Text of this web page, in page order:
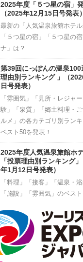
2025年度「５つ星の宿」
（2025年12月15日号発表）
最新の「人気温泉旅館ホテル
「５つ星の宿」「５つ星の
ナ」は？
第39回にっぽんの温泉100
理由別ランキング 」（
日号発表）
「雰囲気」「見所・レジャ
験」「泉質」「郷土料理・
ルメ」の各カテゴリ別ランキ
ベスト50を発表！
2025年度人気温泉旅館ホ
「投票理由別ランキング
年1月12日号発表）
「料理」「接客」「温泉・浴
「施設」「雰囲気」のベス